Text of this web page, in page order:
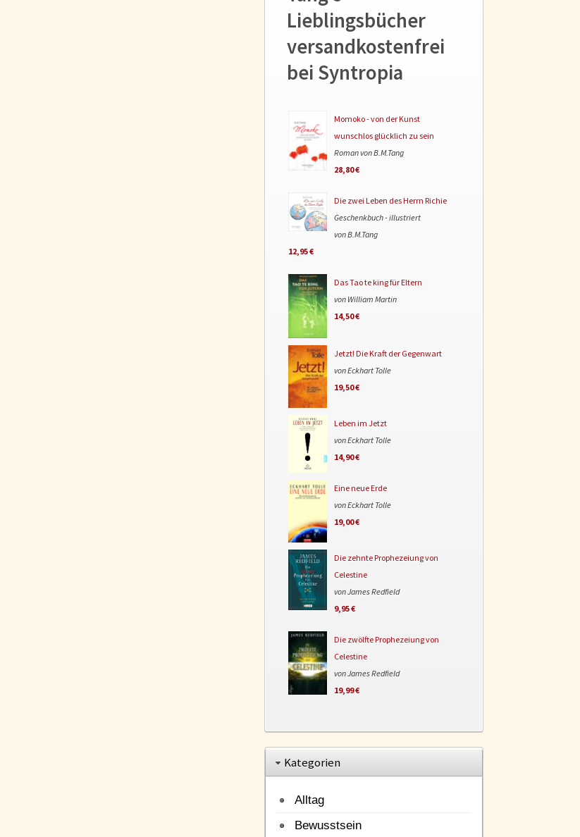
Lieblingsbücher
versandkostenfrei
bei Syntropia
Momoko - von der Kunst
wunschlos glücklich zu sein
Roman von B.M.Tang
28,80 €
Die zwei Leben des Herrn Richie
Geschenkbuch - illustriert
von B.M.Tang
12,95 €
Das Tao te king für Eltern
von William Martin
14,50 €
Jetzt! Die Kraft der Gegenwart
von Eckhart Tolle
19,50 €
Leben im Jetzt
von Eckhart Tolle
14,90 €
Eine neue Erde
von Eckhart Tolle
19,00 €
Die zehnte Prophezeiung von
Celestine
von James Redfield
9,95 €
Die zwölfte Prophezeiung von
Celestine
von James Redfield
19,99 €
Kategorien
Alltag
Bewusstsein